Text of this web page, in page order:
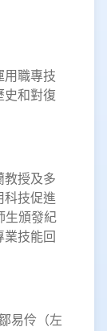
用職專技
史和對復
教授及多
科技促進
生頒發紀
技能回
易伶（左